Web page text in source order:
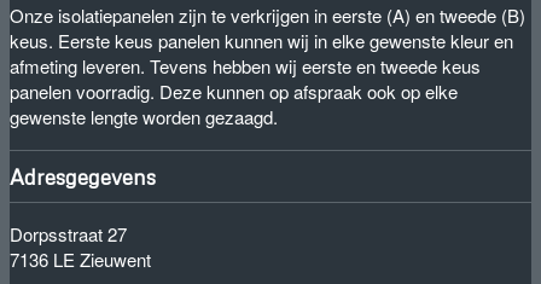
Onze isolatiepanelen zijn te verkrijgen in eerste (A) en tweede (B)
keus. Eerste keus panelen kunnen wij in elke gewenste kleur en
afmeting leveren. Tevens hebben wij eerste en tweede keus
panelen voorradig. Deze kunnen op afspraak ook op elke
gewenste lengte worden gezaagd.
Adresgegevens
Dorpsstraat 27
7136 LE Zieuwent